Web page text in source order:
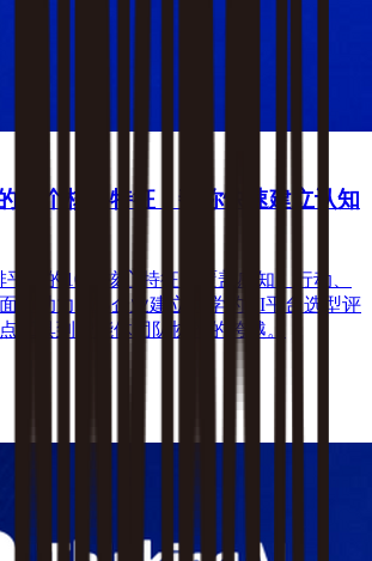
10个核心特征：帮你快速建立认知
台的10大核心特征，覆盖感知、行动、
。助力B2B企业建立科学的AI平台选型评
工具到智能体团队协作的跨越。